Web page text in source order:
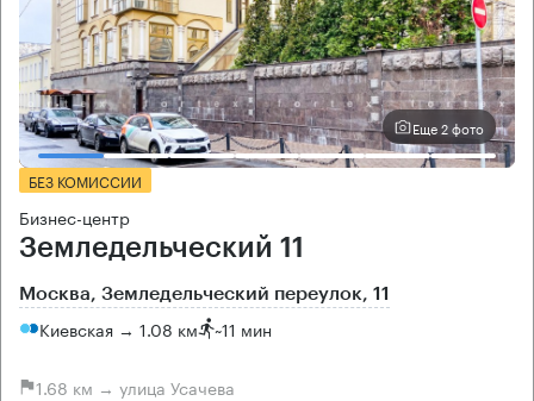
Еще 2 фото
БЕЗ КОМИССИИ
Бизнес-центр
Земледельческий 11
Москва, Земледельческий переулок, 11
Киевская → 1.08 км ~11 мин
1.68 км → улица Усачева